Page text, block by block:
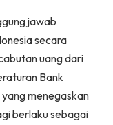
jawab
secara
uang dari
Bank
yang menegaskan
berlaku sebagai